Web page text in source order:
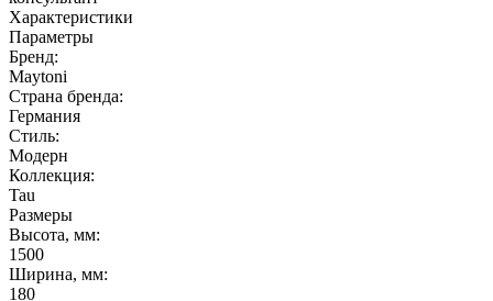
Характеристики
Параметры
Бренд:
Maytoni
Страна бренда:
Германия
Стиль:
Модерн
Коллекция:
Tau
Размеры
Высота, мм:
1500
Ширина, мм:
180